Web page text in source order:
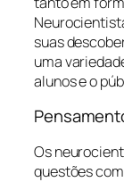
suas
uma
alunos e o
Os
questões